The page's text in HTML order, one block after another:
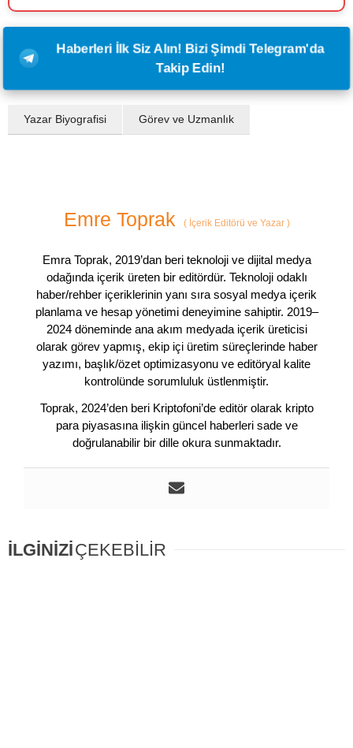
Haberleri İlk Siz Alın! Bizi Şimdi Telegram'da
Takip Edin!
Yazar Biyografisi Görev ve Uzmanlık
Emre Toprak (İçerik Editörü ve Yazar )
Emra Toprak, 2019’dan beri teknoloji ve dijital medya
odağında içerik üreten bir editördür. Teknoloji odaklı
haber/rehber içeriklerinin yanı sıra sosyal medya içerik
planlama ve hesap yönetimi deneyimine sahiptir. 2019–
2024 döneminde ana akım medyada içerik üreticisi
olarak görev yapmış, ekip içi üretim süreçlerinde haber
yazımı, başlık/özet optimizasyonu ve editöryal kalite
kontrolünde sorumluluk üstlenmiştir.
Toprak, 2024’den beri Kriptofoni’de editör olarak kripto
para piyasasına ilişkin güncel haberleri sade ve
doğrulanabilir bir dille okura sunmaktadır.
İLGİNİZİÇEKEBİLİR